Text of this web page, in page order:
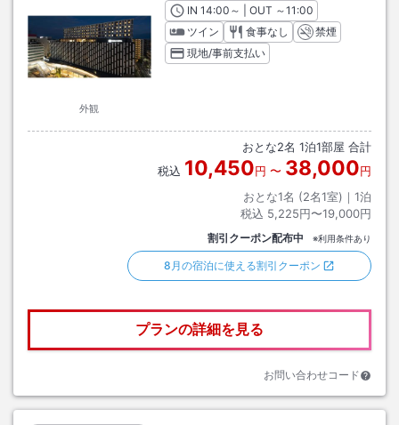
外観
INチェックイン
14:00 ～ | OUT チェックアウト
～11:00
ツイン
食事なし
禁煙
現地/事前支払い
おとな2名 1泊1部屋 合計
税込 10,450円 〜 38,000円
おとな1名 (2名1室)｜ 1泊
税込 5,225円〜19,000円
割引クーポン配布中 ※利用条件あり
8月の宿泊に使える割引クーポン
プランの詳細を見る
お問い合わせコード